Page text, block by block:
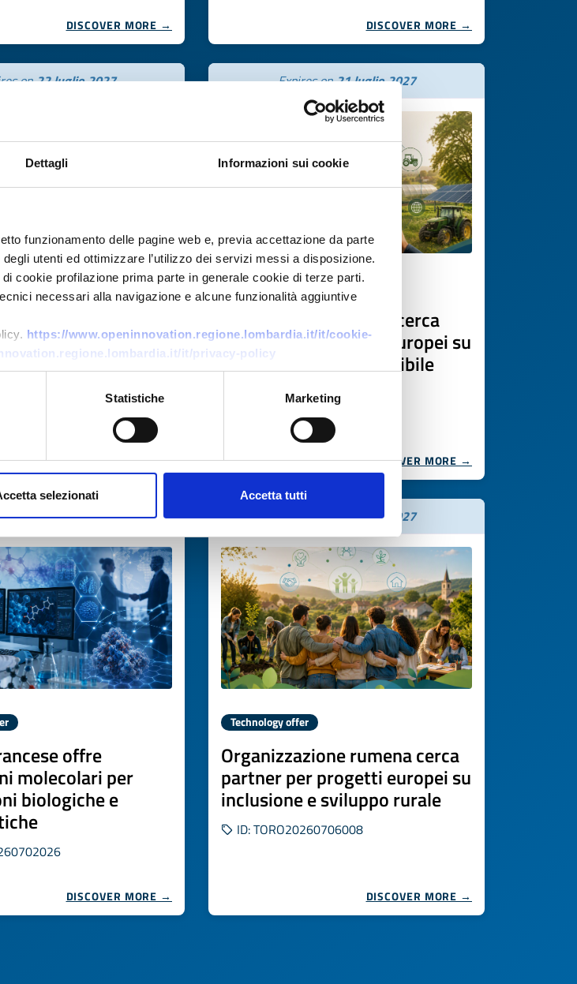
Dettagli Informazioni sui cookie
funzionamento delle pagine web e, previa accettazione da parte
utenti ed ottimizzare l’utilizzo dei servizi messi a disposizione.
cookie profilazione prima parte in generale cookie di terze parti.
necessari alla navigazione e alcune funzionalità aggiuntive
https://www.openinnovation.regione.lombardia.it/it/cookie-
it/privacy-policy
Statistiche Marketing
selezionati Accetta tutti
DISCOVER MORE → DISCOVER MORE →
on22 luglio 2027
universitarie e
EdTech
DISCOVER MORE →
Expires on21 luglio 2027
Technology offer
Associazione rumena cerca
partner per progetti europei su
sviluppo rurale sostenibile
ID: TORO20260706007
DISCOVER MORE →
on17 luglio 2027
offre
molecolari per
biologiche e
DISCOVER MORE →
Expires on17 luglio 2027
Technology offer
Organizzazione rumena cerca
partner per progetti europei su
inclusione e sviluppo rurale
ID: TORO20260706008
DISCOVER MORE →